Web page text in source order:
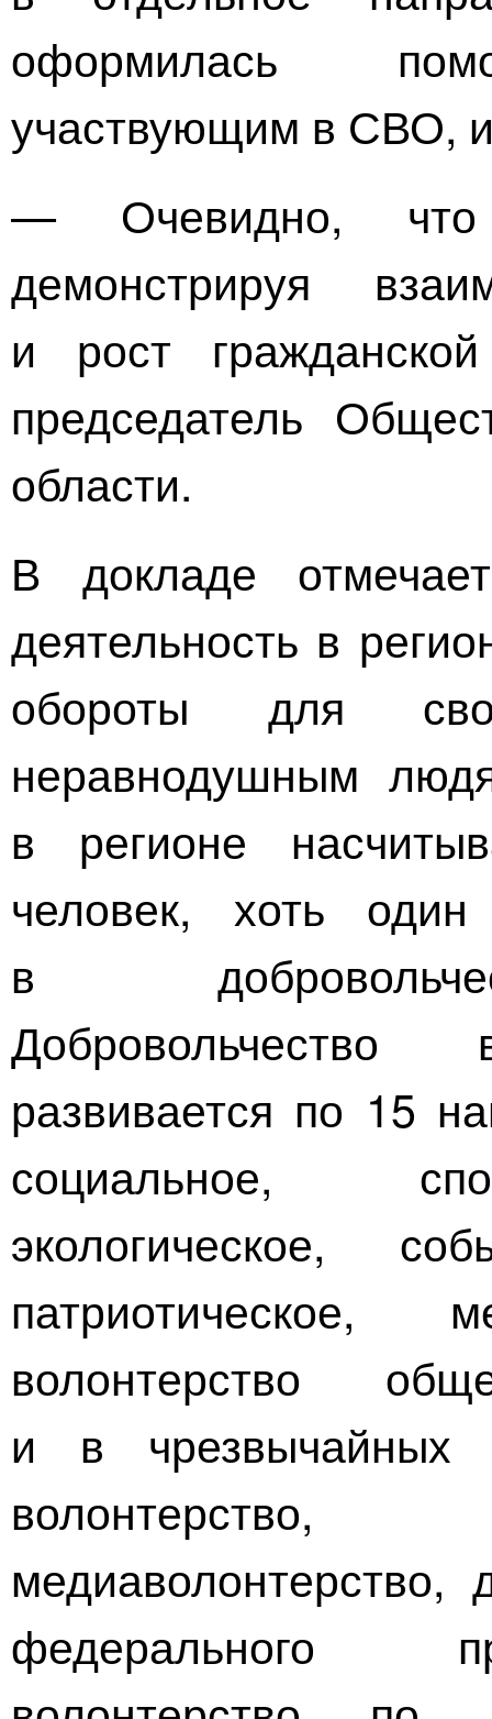
оформилась
участвующим в СВО,
— Очевидно, что
демонстрируя
и рост
председатель
области.
В докладе
деятельность в
обороты для
неравнодушным
в регионе
человек, хоть
в
развивается по 15
социальное,
экологическое,
патриотическое,
волонтерство
и в чрезвычайных
медиаволонтерство,
федерального